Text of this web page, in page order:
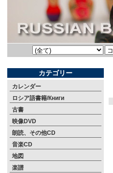
カテゴリー
カレンダー
ロシア語書籍/Книги
古書
映像DVD
朗読、その他CD
音楽CD
地図
楽譜